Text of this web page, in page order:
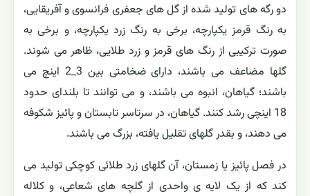
دو رگه های تولید شده از گل های جعفری فرانسوی و آفریقایی،
به رنگ قرمز یکپارچه، برخی به رنگ زرد یکپارچه، و برخی به
صورت ترکیبی از رنگ های قرمز و زرد طلایی، ظاهر می شوند.
گلها مضاعف می باشند، دارای ضخامتی بین 3_2 اینچ می
باشند؛ گیاهان، انبوه می باشند، و می توانند تا بلندای حدود
18 اینچی رشد کنند. گیاهان، در سرتاسر تابستان و پائیز شکوفه
می دهند، و بقدر گلهای تقلیل یافته، بزرگ می باشند.
در فصل پائیز یا زمستان، آن گلهای زرد طلائی کوچکی تولید می
کند که از یک لایه ی واحدی از گلچه های شعاعی، و کلاله